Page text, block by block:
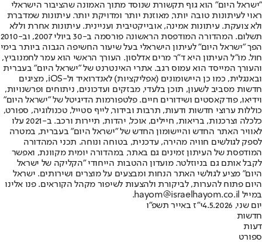
"ישראל היום" הוא גוף תקשורת שנוסד מתוך האמונה שהציבור הישראלי
ראוי לעיתונות טובה יותר, מאוזנת יותר ומדויקת יותר. עיתונות שמדברת
ולא צועקת. עיתונות אמינה, אובייקטיבית ועניינית. עיתונות אחרת וללא
תשלום. המהדורה המודפסת הראשונה פורסמה ב-30 ביולי 2007, וב-2010
הפך "ישראל היום" לעיתון הישראלי בעל שיעור החשיפה הגבוה ביותר בימי
חול. מו"ל העיתון היא ד"ר מרים אדלסון. העורך הראשי הוא עמר לחמנוביץ,
והעורך המייסד הוא עמוס רגב. אתרי האינטרנט של "ישראל היום" בעברית
ובאנגלית, כמו כן היישומונים (אפליקציות) לאנדרואיד ול-iOS, מציגים
חדשות מסביב לשעון, תוכן בלעדי, מבזקים ועדכונים, ניתוחים ופרשנויות,
וידיאו, פודקאסטים ושידורים חיים. פלטפורמות הדיגיטל של "ישראל היום"
כוללות ערוצי חדשות ודעות, תרבות ובידור, לייף סטייל, טכנולוגיה, ספורט,
כלכלה וצרכנות, בריאות, חיילים, אוכל, יהדות, תיירות ורכב. ב-2021 עלו
לאוויר האתר החדש והיישומון החדש של "ישראל היום" בעברית, במטרה
לספק לגולשים חוויה מהירה, עדכנית, בטוחה ונוחה. תכני המהדורה
המודפסת של העיתון זמינים גם באתר, במהדורה יומית מקוונת, ואפשר
לקבל אותם גם בניוזלטר. מועדון ההטבות הייחודי "הקליקה של ישראל
היום" מציע לגולשי האתר הנחות ומבצעים על מוצרים ושירותים. ישראל
היום פתוח להערות, לביקורת ולהצעות לשיפור מקהל הקוראים. פנו אלינו
במייל hayom@israelhayom.co.il.
יום שני, 4.5.2026
י"ז באייר תשפ"ו
חדשות
דעות
ספורט